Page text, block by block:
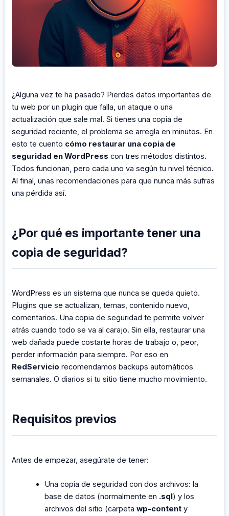
¿Alguna vez te ha pasado? Pierdes datos importantes de
tu web por un plugin que falla, un ataque o una
actualización que sale mal. Si tienes una copia de
seguridad reciente, el problema se arregla en minutos. En
esto te cuento cómo restaurar una copia de
seguridad en WordPress con tres métodos distintos.
Todos funcionan, pero cada uno va según tu nivel técnico.
Al final, unas recomendaciones para que nunca más sufras
una pérdida así.
¿Por qué es importante tener una
copia de seguridad?
WordPress es un sistema que nunca se queda quieto.
Plugins que se actualizan, temas, contenido nuevo,
comentarios. Una copia de seguridad te permite volver
atrás cuando todo se va al carajo. Sin ella, restaurar una
web dañada puede costarte horas de trabajo o, peor,
perder información para siempre. Por eso en
RedServicio recomendamos backups automáticos
semanales. O diarios si tu sitio tiene mucho movimiento.
Requisitos previos
Antes de empezar, asegúrate de tener:
Una copia de seguridad con dos archivos: la
base de datos (normalmente en .sql) y los
archivos del sitio (carpetawp-content y